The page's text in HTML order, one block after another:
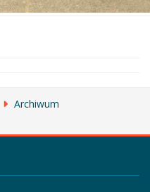
Archiwum